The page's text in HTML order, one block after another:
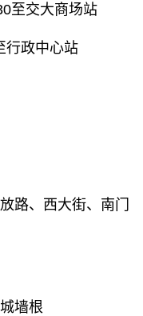
至交大商场站
行政中心站
路、西大街、南门
墙根